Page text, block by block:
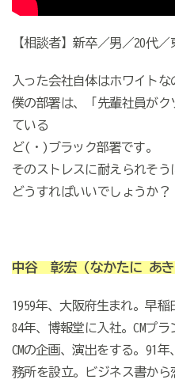
【相談者】新卒／男／20代／
入った会社自体はホワイトな
僕の部署は、「先輩社員が
ている
ど(・)ブラック部署です。
そのストレスに耐えられそう
どうすればいいでしょうか？
中谷 彰宏(なかたに あき
1959年、大阪府生まれ。早稲
84年、博報堂に入社。CMプ
CMの企画、演出をする。91
務所を設立。ビジネス書か